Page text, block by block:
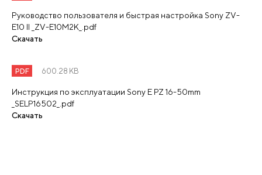
Руководство пользователя и быстрая настройка Sony ZV-
E10 II _ZV-E10M2K_.pdf
Скачать
PDF 600.28 KB
Инструкция по эксплуатации Sony E PZ 16-50mm
_SELP16502_.pdf
Скачать